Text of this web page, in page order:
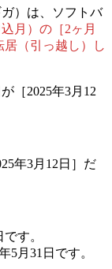
）は、ソフトバ
月）の［2ヶ月
居（引っ越し）し
［2025年3月12
年3月12日］だ
す。
5月31日です。